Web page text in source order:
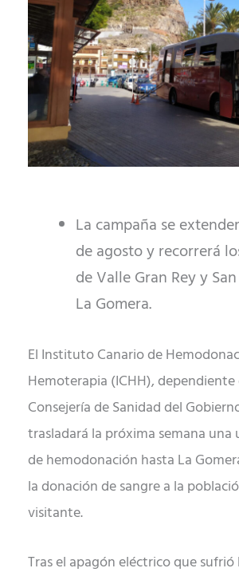
La campaña se
de agosto y recorrerá
de Valle Gran Rey y
La Gomera.
El Instituto Canario de
Hemoterapia (ICHH), dependiente
Consejería de Sanidad del
trasladará la próxima semana una
de hemodonación hasta La
la donación de sangre a la
visitante.
Tras el apagón eléctrico que sufrió